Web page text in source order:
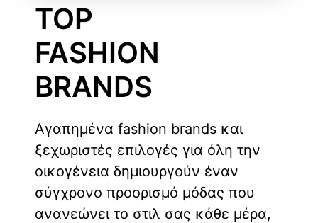
TOP
FASHION
BRANDS
Αγαπημένα fashion brands και
ξεχωριστές επιλογές για όλη την
οικογένεια δημιουργούν έναν
σύγχρονο προορισμό μόδας που
ανανεώνει το στιλ σας κάθε μέρα,